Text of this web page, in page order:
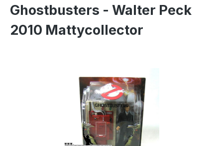
Ghostbusters - Walter Peck
2010 Mattycollector